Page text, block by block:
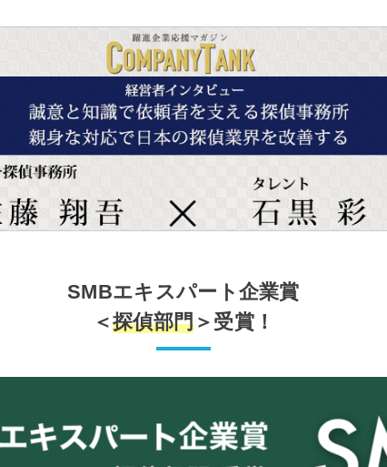
SMBエキスパート企業賞
＜探偵部門 ＞受賞！